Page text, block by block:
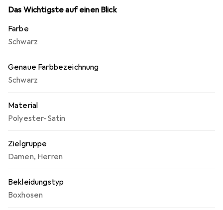
Das Wichtigste auf einen Blick
Farbe
Schwarz
Genaue Farbbezeichnung
Schwarz
Material
Polyester-Satin
Zielgruppe
Damen, Herren
Bekleidungstyp
Boxhosen